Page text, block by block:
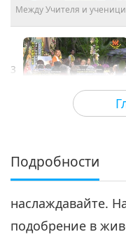
Между Учителя и
3
Между Учителя и
Подробности
наслаждавайте.
подобрение в